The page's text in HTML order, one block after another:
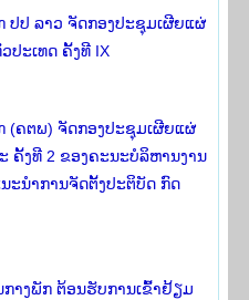
ປປ ລາວ ຈັດກອງປະຊຸມເຜີຍແຜ່
ປະເທດ ຄັ້ງທີ IX
(ຄຕພ) ຈັດກອງປະຊຸມເຜີຍແຜ່
ຄັ້ງທີ 2 ຂອງຄະນະບໍລິຫານງານ
ະນໍາການຈັດຕັ້ງປະຕິບັດ ກົດ
າງພັກ ຕ້ອນຮັບການເຂົ້າຢ້ຽມ